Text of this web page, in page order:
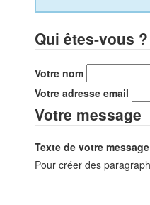
Qui êtes-vous ?
Votre nom
Votre adresse email
Votre message
Texte de votre
Pour créer des